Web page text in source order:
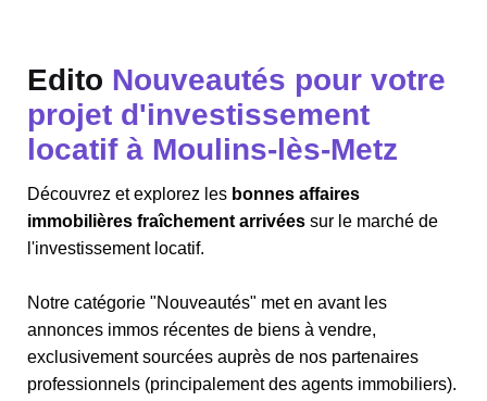
Edito Nouveautés pour votre
projet d'investissement
locatif à Moulins-lès-Metz
Découvrez et explorez les bonnes affaires
immobilières fraîchement arrivées sur le marché de
l'investissement locatif.
Notre catégorie "Nouveautés" met en avant les
annonces immos récentes de biens à vendre,
exclusivement sourcées auprès de nos partenaires
professionnels (principalement des agents immobiliers).